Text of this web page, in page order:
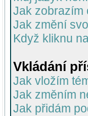
Jak zobrazím
Jak změní
Když kliknu
Vkládání
Jak vložím
Jak změním
Jak přidám